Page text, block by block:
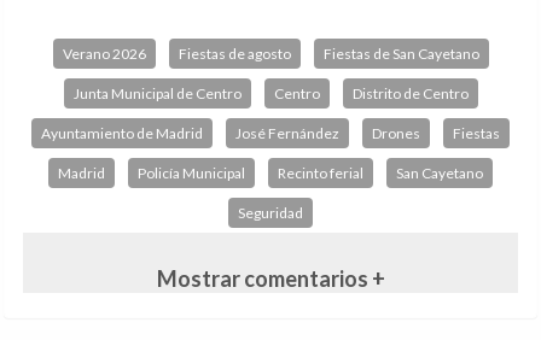
Verano 2026 Fiestas de agosto Fiestas de San Cayetano
Junta Municipal de Centro Centro Distrito de Centro
Ayuntamiento de Madrid José Fernández Drones Fiestas
Madrid Policía Municipal Recinto ferial San Cayetano
Seguridad
Mostrar comentarios +